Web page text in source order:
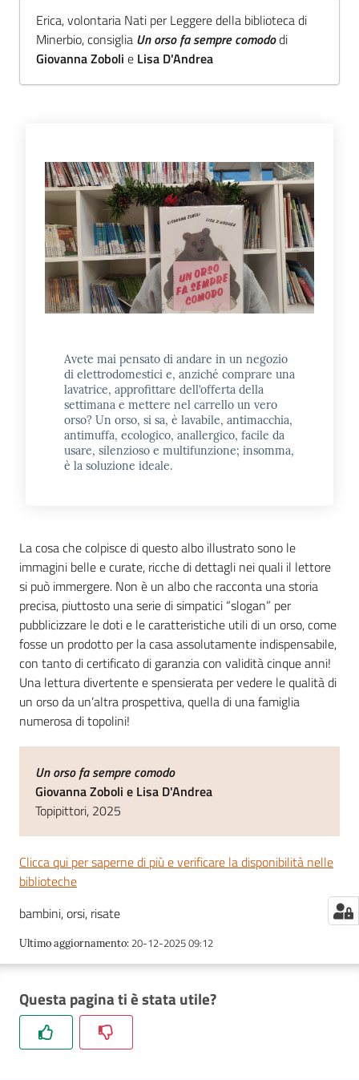
Online
ragazzi
Cerca nei
cataloghi
Contatti
Erica, volontaria Nati per Leggere della biblioteca di
Minerbio, consiglia Un orso fa sempre comododi
Giovanna Zoboli e Lisa D'Andrea
Avete mai pensato di andare in un negozio
di elettrodomestici e, anziché comprare una
lavatrice, approfittare dell’offerta della
settimana e mettere nel carrello un vero
orso? Un orso, si sa, è lavabile, antimacchia,
antimuffa, ecologico, anallergico, facile da
usare, silenzioso e multifunzione; insomma,
è la soluzione ideale.
La cosa che colpisce di questo albo illustrato sono le
immagini belle e curate, ricche di dettagli nei quali il lettore
si può immergere. Non è un albo che racconta una storia
precisa, piuttosto una serie di simpatici “slogan” per
pubblicizzare le doti e le caratteristiche utili di un orso, come
fosse un prodotto per la casa assolutamente indispensabile,
con tanto di certificato di garanzia con validità cinque anni!
Una lettura divertente e spensierata per vedere le qualità di
un orso da un’altra prospettiva, quella di una famiglia
numerosa di topolini!
Un orso fa sempre comodo
Giovanna Zoboli e Lisa D'Andrea
Topipittori, 2025
Clicca qui per saperne di più e verificare la disponibilità nelle
biblioteche
bambini, orsi, risate
Ultimo aggiornamento: 20-12-2025 09:12
Questa pagina ti è stata utile?